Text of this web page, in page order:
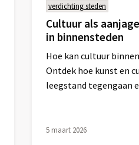
verdichting steden
Cultuur als
in binnensteden
Hoe kan cultuur
Ontdek hoe kunst en
leegstand tegengaan
5 maart 2026